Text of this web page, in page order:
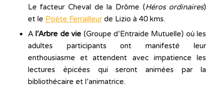
Le facteur Cheval de la Drôme (Héros ordinaires)
et le Poète Ferrailleurde Lizio à 40 kms.
Al’Arbre de vie (Groupe d’Entraide Mutuelle) où les
adultes participants ont manifesté leur
enthousiasme et attendent avec impatience les
lectures épicées qui seront animées par la
bibliothécaire et l’animatrice.